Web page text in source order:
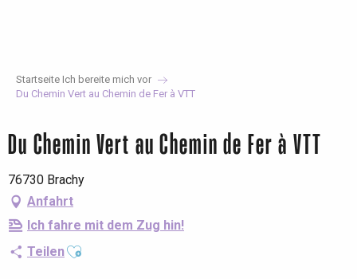
Startseite Ich bereite mich vor
Du Chemin Vert au Chemin de Fer à VTT
Du Chemin Vert au Chemin de Fer à VTT
76730 Brachy
Anfahrt
Ich fahre mit dem Zug hin!
TeilenAjouter aux favoris